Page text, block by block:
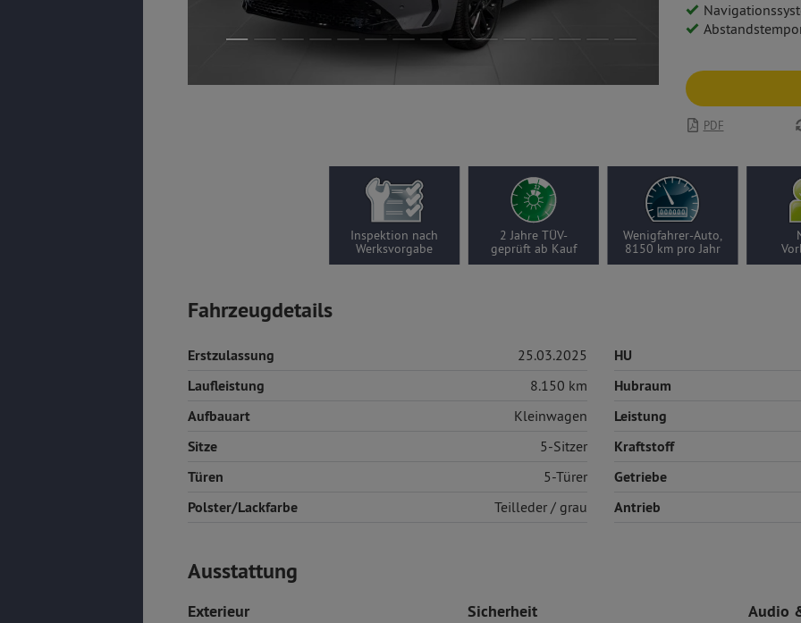
Navigationssystem: Multimedia
PDF
Inspektion nach
Werksvorgabe
2 Jahre TÜV-
geprüft ab Kauf
Wenigfahrer-Auto,
8150 km pro Jahr
Fahrzeugdetails
Erstzulassung 25.03.2025
Laufleistung 8.150 km
Aufbauart Kleinwagen
Sitze 5-Sitzer
Türen 5-Türer
Polster/Lackfarbe Teilleder / grau
HU
Hubraum
Leistung
Kraftstoff
Getriebe
Antrieb
Ausstattung
Exterieur Sicherheit Audio